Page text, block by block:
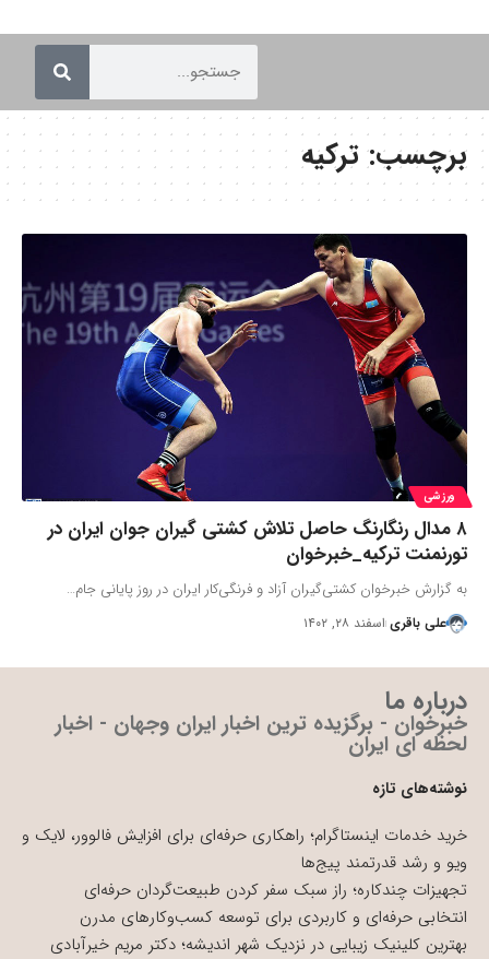
برچسب:ترکیه
ورزشی
۸ مدال رنگارنگ حاصل تلاش کشتی گیران جوان ایران در
تورنمنت ترکیه_خبرخوان
به گزارش خبرخوان کشتی‌گیران آزاد و فرنگی‌کار ایران در روز پایانی جام…
علی باقری اسفند ۲۸, ۱۴۰۲
درباره ما
خبرخوان - برگزیده ترین اخبار ایران وجهان - اخبار
لحظه ای ایران
نوشته‌های تازه
خرید خدمات اینستاگرام؛ راهکاری حرفه‌ای برای افزایش فالوور، لایک و
ویو و رشد قدرتمند پیج‌ها
تجهیزات چندکاره؛ راز سبک سفر کردن طبیعت‌گردان حرفه‌ای
انتخابی حرفه‌ای و کاربردی برای توسعه کسب‌وکارهای مدرن
بهترین کلینیک زیبایی در نزدیک شهر اندیشه؛ دکتر مریم خیرآبادی